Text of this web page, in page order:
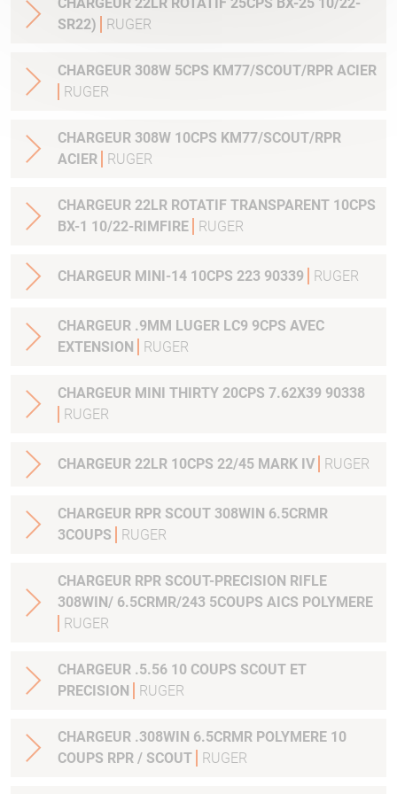
SR22)
RUGER
CHARGEUR 308W 5CPS KM77/SCOUT/RPR ACIER
RUGER
CHARGEUR 308W 10CPS KM77/SCOUT/RPR
ACIER
RUGER
CHARGEUR 22LR ROTATIF TRANSPARENT 10CPS
BX-1 10/22-RIMFIRE
RUGER
CHARGEUR MINI-14 10CPS 223 90339 RUGER
CHARGEUR .9MM LUGER LC9 9CPS AVEC
EXTENSION
RUGER
CHARGEUR MINI THIRTY 20CPS 7.62X39 90338
RUGER
CHARGEUR 22LR 10CPS 22/45 MARK IV RUGER
CHARGEUR RPR SCOUT 308WIN 6.5CRMR
3COUPS
RUGER
CHARGEUR RPR SCOUT-PRECISION RIFLE
308WIN/ 6.5CRMR/243 5COUPS AICS POLYMERE
RUGER
CHARGEUR .5.56 10 COUPS SCOUT ET
PRECISION
RUGER
CHARGEUR .308WIN 6.5CRMR POLYMERE 10
COUPS RPR / SCOUT
RUGER